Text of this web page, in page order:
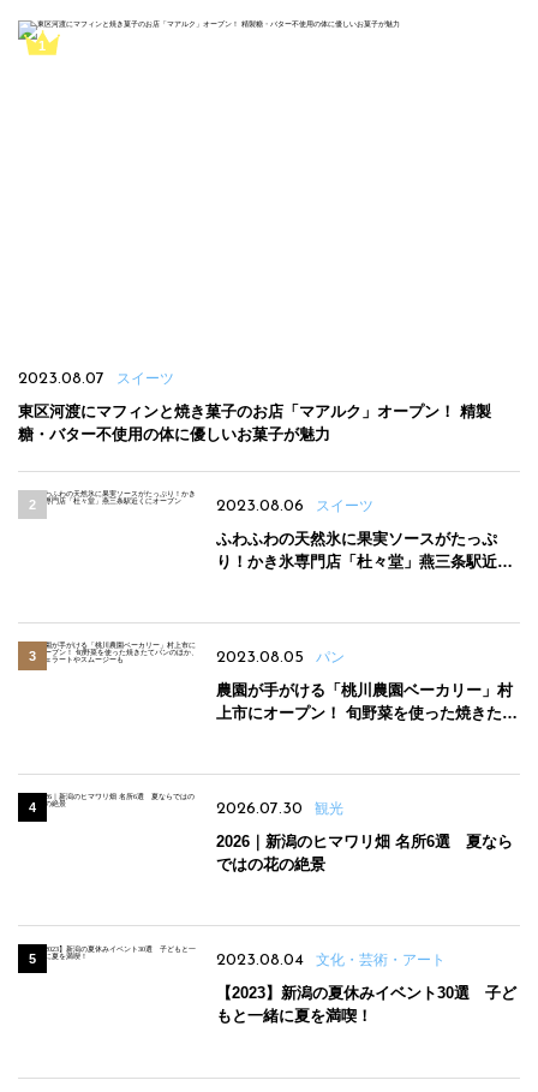
2023.08.07 スイーツ
東区河渡にマフィンと焼き菓子のお店「マアルク」オープン！ 精製
糖・バター不使用の体に優しいお菓子が魅力
2023.08.06 スイーツ
ふわふわの天然氷に果実ソースがたっぷ
り！かき氷専門店「杜々堂」燕三条駅近く
2023.08.05 パン
農園が手がける「桃川農園ベーカリー」村
上市にオープン！ 旬野菜を使った焼きたて
2026.07.30 観光
2026｜新潟のヒマワリ畑 名所6選 夏なら
ではの花の絶景
2023.08.04 文化・芸術・アート
【2023】新潟の夏休みイベント30選 子ど
もと一緒に夏を満喫！